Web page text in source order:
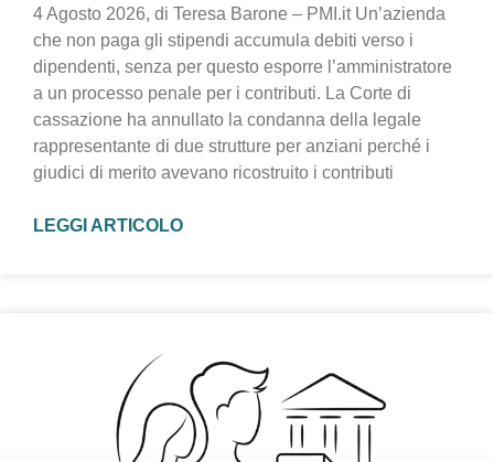
4 Agosto 2026, di Teresa Barone – PMI.it Un’azienda
che non paga gli stipendi accumula debiti verso i
dipendenti, senza per questo esporre l’amministratore
a un processo penale per i contributi. La Corte di
cassazione ha annullato la condanna della legale
rappresentante di due strutture per anziani perché i
giudici di merito avevano ricostruito i contributi
LEGGI ARTICOLO